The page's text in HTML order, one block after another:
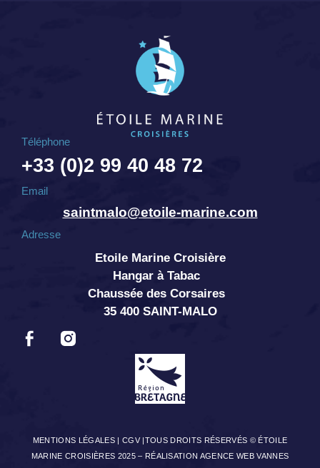
Téléphone
+33 (0)2 99 40 48 72
Email
saintmalo@etoile-marine.com
Adresse
Etoile Marine Croisière
Hangar à Tabac
Chaussée des Corsaires
35 400 SAINT-MALO
MENTIONS LÉGALES |CGV |TOUS DROITS RÉSERVÉS © ÉTOILE
MARINE CROISIÈRES 2025 – RÉALISATION AGENCE WEB VANNES